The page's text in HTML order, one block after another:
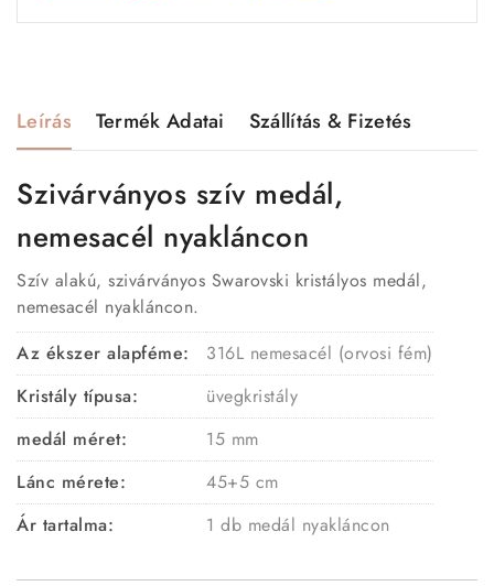
Leírás Termék Adatai Szállítás & Fizetés
Szivárványos szív medál,
nemesacél nyakláncon
Szív alakú, szivárványos Swarovski kristályos medál,
nemesacél nyakláncon.
Az ékszer alapféme:
316L nemesacél (orvosi fém)
Kristály típusa:
üvegkristály
medál méret:
15 mm
Lánc mérete:
45+5 cm
Ár tartalma:
1 db medál nyakláncon